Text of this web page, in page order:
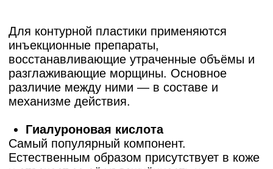
сохранился дольше и был максимально
выраженным, соблюдайте простые
рекомендации:
В течение суток не наносить макияж на
зону инъекций.
Избегать прикосновений и трения
обработанных участков.
Отложить спорт и интенсивную
В течение 10–14 дней исключить
посещение сауны, бани, солярия.
Использовать щадящий уход —
гипоаллергенные увлажняющие
средства, без агрессивных компонентов.